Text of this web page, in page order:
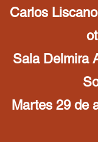
Carlos
Sala Delmira
Martes 29 de